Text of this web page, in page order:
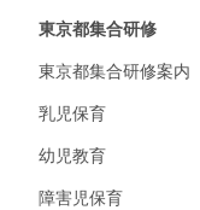
東京都集合研修
東京都集合研修案内
乳児保育
幼児教育
障害児保育